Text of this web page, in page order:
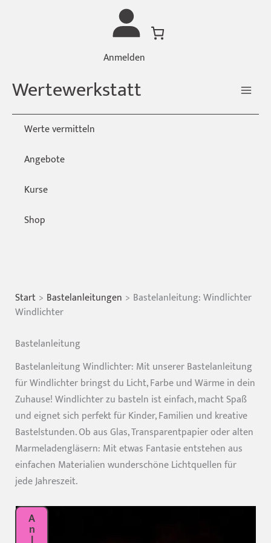
Anmelden
Wertewerkstatt
Werte vermitteln
Angebote
Kurse
Shop
Start Bastelanleitungen
Bastelanleitung: Windlichter
Windlichter
Bastelanleitung
Bastelanleitung Windlichter: Mit unserer Bastelanleitung
für Windlichter bringst du Licht, Farbe und Wärme in dein
Zuhause! Windlichter zu basteln ist einfach, macht Spaß
und eignet sich perfekt für Kinder, Familien und kreative
Bastelstunden. Ob aus Glas, Transparentpapier oder alten
Marmeladengläsern: Mit etwas Fantasie entstehen aus
einfachen Materialien wunderschöne Lichtquellen für
jede Jahreszeit.
A
n